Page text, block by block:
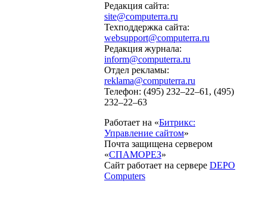
Редакция сайта:
site@computerra.ru
Техподдержка сайта:
websupport@computerra.ru
Редакция журнала:
inform@computerra.ru
Отдел рекламы:
reklama@computerra.ru
Телефон: (495) 232–22–61, (495)
232–22–63
Работает на «Битрикс:
Управление сайтом»
Почта защищена сервером
«СПАМОРЕЗ»
Сайт работает на сервере DEPO
Computers